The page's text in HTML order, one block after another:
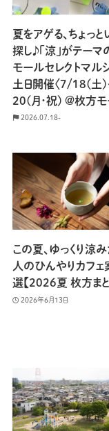
夏をアゲる、ちょっ
探し♪「涼」がテーマ
モールセレクトマル
土日開催〈7/18(土
20(月･祝) @枚方モ
2026.07.18-
この夏、ゆっくり涼
人のひんやりカフ
選【2026夏 枚方まと
2026年6月13日